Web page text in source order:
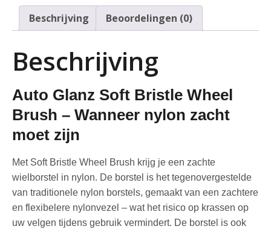
Beschrijving Beoordelingen (0)
Beschrijving
Auto Glanz Soft Bristle Wheel
Brush – Wanneer nylon zacht
moet zijn
Met Soft Bristle Wheel Brush krijg je een zachte
wielborstel in nylon. De borstel is het tegenovergestelde
van traditionele nylon borstels, gemaakt van een zachtere
en flexibelere nylonvezel – wat het risico op krassen op
uw velgen tijdens gebruik vermindert. De borstel is ook